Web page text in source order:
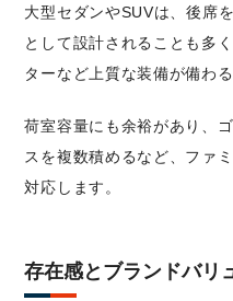
大型セダンやSUVは、後席
として設計されることも多
ターなど上質な装備が備わ
荷室容量にも余裕があり、
スを複数積めるなど、ファ
対応します。
存在感とブランドバリ